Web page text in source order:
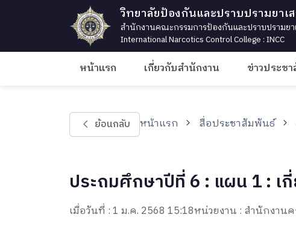
วิทยาลัยป้องกันและปราบปรามยาเ
สำนักงานคณะกรรมการป้องกันและปราบปรามยา
International Narcotics Control College : INCC
หน้าแรก เกี่ยวกับสำนักงาน ข่าวประช
ย้อนกลับ หน้าแรก สื่อประชาสัมพันธ์
ประถมศึกษาปีที่ 6 : แผน 1 : เกี่
เมื่อวันที่ : 1 ม.ค. 2568 15:18หน่วยงาน : สำนักงาน